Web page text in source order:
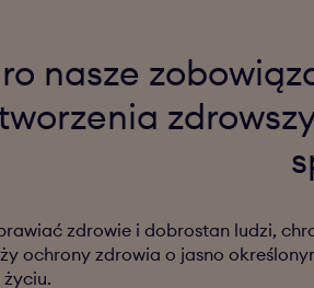
nasze
zdrowie i dobrostan ludzi,
ochrony zdrowia o jasno